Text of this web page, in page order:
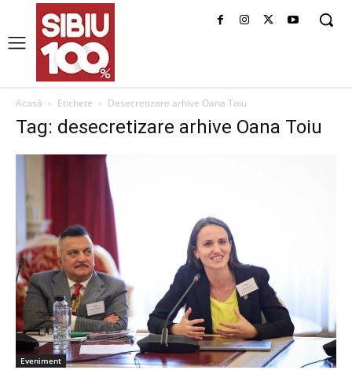
Acasă Etichete Desecretizare arhive Oana Toiu
Tag: desecretizare arhive Oana Toiu
Eveniment